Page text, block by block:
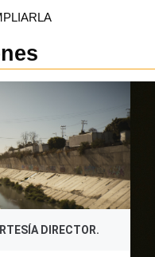
DIRECTOR.